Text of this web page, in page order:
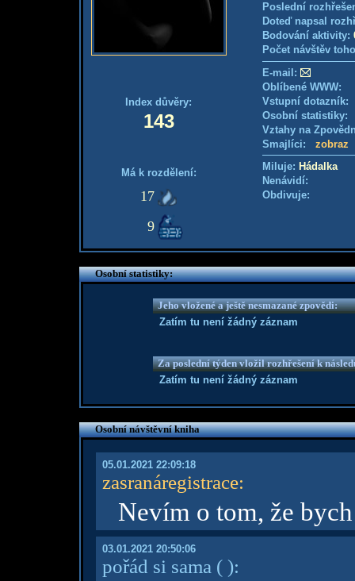
Index důvěry:
143
Má k rozdělení:
17
9
Poslední
Doteď napsal
Bodování aktivity:
Počet návštěv
E-mail:
Oblíbené WWW:
Vstupní
Osobní
Vztahy na
Smajlíci: zobraz
Miluje: Hádalka
Nenávidí:
Obdivuje:
Osobní statistiky:
Jeho vložené a ještě nesmazané zpovědi:
Zatím tu není žádný záznam
Za poslední týden vložil rozhřešení k
Zatím tu není žádný záznam
Osobní návštěvní kniha
05.01.2021 22:09:18
zasranáregistrace:
Nevím o tom, že
03.01.2021 20:50:06
pořád si sama ( ):